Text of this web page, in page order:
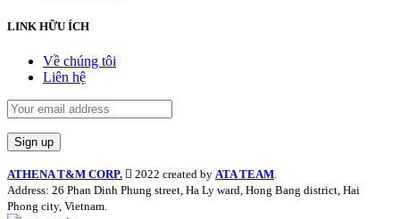
LINK HỮU ÍCH
Về chúng tôi
Liên hệ
ATHENA T&M CORP. 2022 created by ATA TEAM
Address: 26 Phan Dinh Phung street, Ha Ly ward, Hong Bang district, Hai
Phong city, Vietnam.